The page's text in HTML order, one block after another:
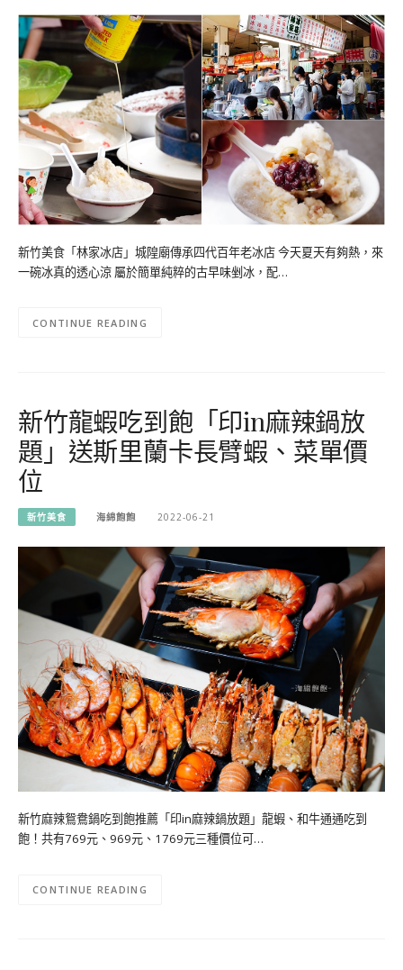
新竹美食「林家冰店」城隍廟傳承四代百年老冰店 今天夏天有夠熱，來
一碗冰真的透心涼 屬於簡單純粹的古早味剉冰，配…
CONTINUE READING
新竹龍蝦吃到飽「印in麻辣鍋放
題」送斯里蘭卡長臂蝦、菜單價
位
新竹美食 海綿飽飽 2022-06-21
新竹麻辣鴛鴦鍋吃到飽推薦「印in麻辣鍋放題」龍蝦、和牛通通吃到
飽！共有769元、969元、1769元三種價位可…
CONTINUE READING